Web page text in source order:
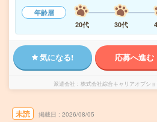
年齢層
20代
30代
気になる! 応募へ進む
派遣会社 株式会社綜合キャリアオプシ
未読 掲載日 2026/08/05